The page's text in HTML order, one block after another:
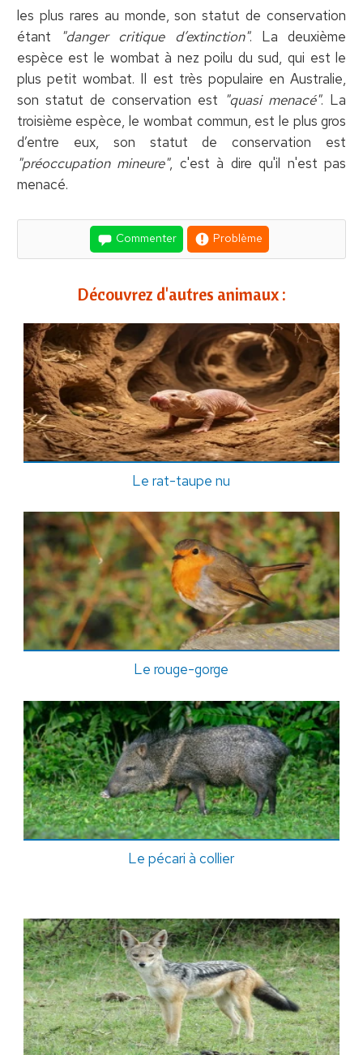
les plus rares au monde, son statut de conservation
étant
"danger critique d’extinction". La deuxième
espèce est le wombat à nez poilu du sud, qui est le
plus petit wombat. Il est très populaire en Australie,
son statut de conservation est "quasi menacé". La
troisième espèce, le wombat commun, est le plus gros
d’entre eux, son statut de conservation est
"préoccupation mineure", c'est à dire qu'il n'est pas
menacé.
Commenter Problème
Découvrez d'autres animaux :
Le rat-taupe nu
Le rouge-gorge
Le pécari à collier